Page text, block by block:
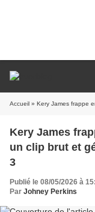
Accueil » Kery James frappe
Kery James
un clip brut et
3
Publié le 08/05/2026 à
Par Johney Perkins